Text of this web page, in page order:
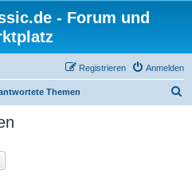
- Forum und
Anmelden
Registrieren
Themen